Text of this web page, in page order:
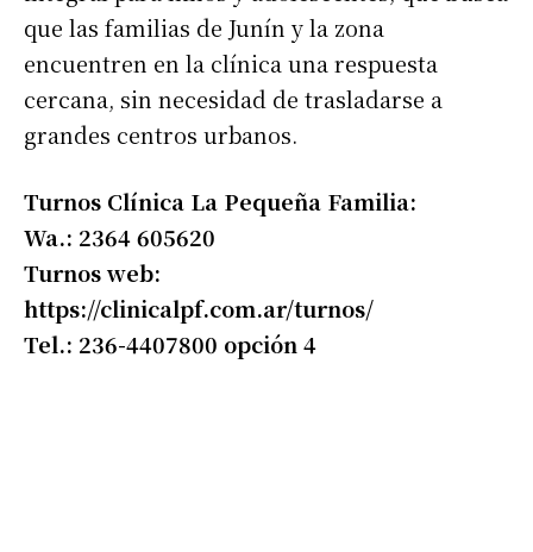
que las familias de Junín y la zona
encuentren en la clínica una respuesta
cercana, sin necesidad de trasladarse a
grandes centros urbanos.
Turnos Clínica La Pequeña Familia:
Wa.: 2364 605620
Turnos web:
https://clinicalpf.com.ar/turnos/
Tel.: 236-4407800 opción 4